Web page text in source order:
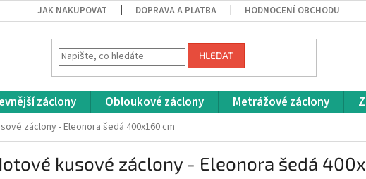
JAK NAKUPOVAT DOPRAVA A PLATBA HODNOCENÍ OBCHODU
HLEDAT
záclony Obloukové záclony Metrážové záclony
záclony - Eleonora šedá 400x160 cm
kusové záclony - Eleonora šedá